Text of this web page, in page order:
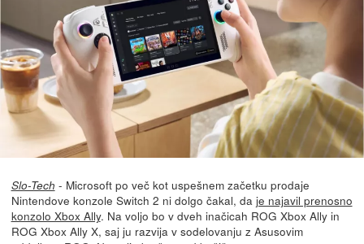
Slo-Tech - Microsoft po več kot uspešnem začetku prodaje
Nintendove konzole Switch 2 ni dolgo čakal, da je najavil prenosno
konzolo Xbox Ally. Na voljo bo v dveh inačicah ROG Xbox Ally in
ROG Xbox Ally X, saj ju razvija v sodelovanju z Asusovim